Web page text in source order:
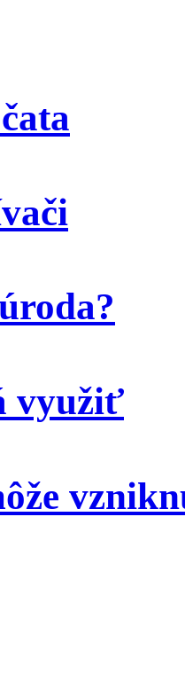
využiť